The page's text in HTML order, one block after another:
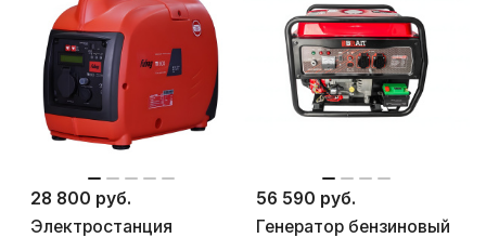
28 800 руб.
Электростанция
56 590 руб.
Генератор бензиновый